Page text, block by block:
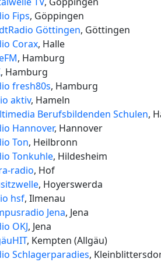
Fips, Göppingen
Göttingen, Göttingen
Corax, Halle
, Hamburg
, Hamburg
fresh80s, Hamburg
aktiv, Hameln
Berufsbildenden Schulen,
Hannover, Hannover
Ton, Heilbronn
Tonkuhle, Hildesheim
radio, Hof
, Hoyerswerda
hsf, Ilmenau
Jena, Jena
OKJ, Jena
, Kempten (Allgäu)
Schlagerparadies,